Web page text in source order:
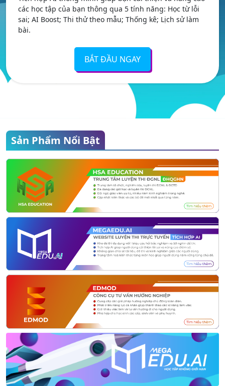
các học tập của bạn thông qua 5 tính năng: Học từ lỗi
sai; AI Boost; Thi thử theo mẫu; Thống kê; Lịch sử làm
bài.
BẮT ĐẦU NGAY
Sản Phẩm Nổi Bật